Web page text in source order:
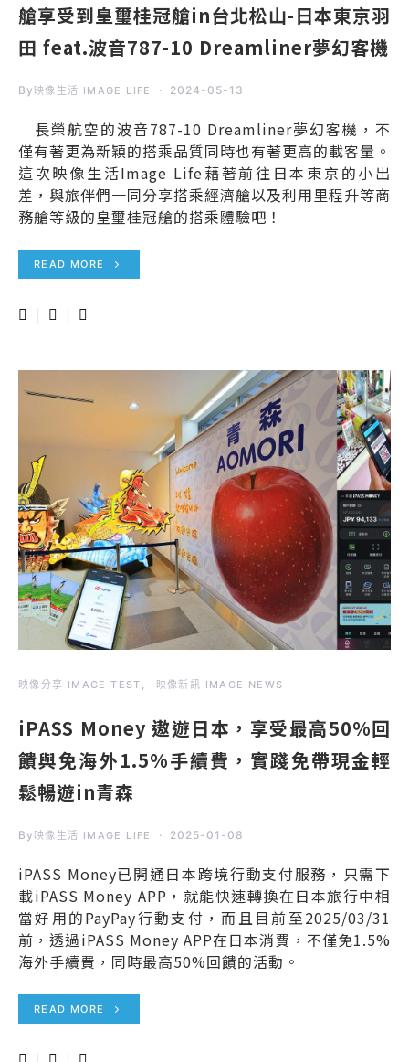
艙享受到皇璽桂冠艙in台北松山-日本東京羽
田 feat.波音787-10 Dreamliner夢幻客機
By 映像生活 IMAGE LIFE 2024-05-13
長榮航空的波音787-10 Dreamliner夢幻客機，不
僅有著更為新穎的搭乘品質同時也有著更高的載客量。
這次映像生活Image Life藉著前往日本東京的小出
差，與旅伴們一同分享搭乘經濟艙以及利用里程升等商
務艙等級的皇璽桂冠艙的搭乘體驗吧！
READ MORE
映像分享 IMAGE TEST 映像新訊 IMAGE NEWS
iPASS Money 遨遊日本，享受最高50%回
饋與免海外1.5%手續費，實踐免帶現金輕
鬆暢遊in青森
By 映像生活 IMAGE LIFE 2025-01-08
iPASS Money已開通日本跨境行動支付服務，只需下
載iPASS Money APP，就能快速轉換在日本旅行中相
當好用的PayPay行動支付，而且目前至2025/03/31
前，透過iPASS Money APP在日本消費，不僅免1.5%
海外手續費，同時最高50%回饋的活動。
READ MORE